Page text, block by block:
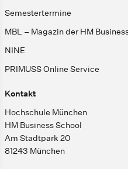
Semestertermine
MBL – Magazin der HM
NINE
PRIMUSS Online Service
Kontakt
Hochschule München
HM Business School
Am Stadtpark 20
81243 München